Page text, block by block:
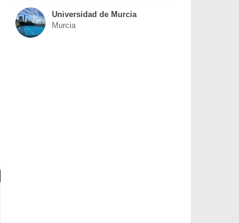
Universidad de Murcia
Murcia